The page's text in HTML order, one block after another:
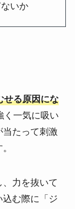
いか
せる原因にな
く一気に吸い
たって刺激
力を抜いて
む際に「ジ